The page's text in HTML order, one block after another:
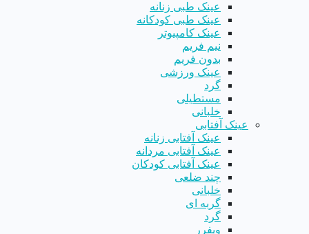
عینک طبی زنانه
عینک طبی کودکانه
عینک کامپیوتر
نیم فریم
بدون فریم
عینک ورزشی
گرد
مستطیلی
خلبانی
عینک آفتابی
عینک آفتابی زنانه
عینک آفتابی مردانه
عینک آفتابی کودکان
چند ضلعی
خلبانی
گربه ای
گرد
ویفرر